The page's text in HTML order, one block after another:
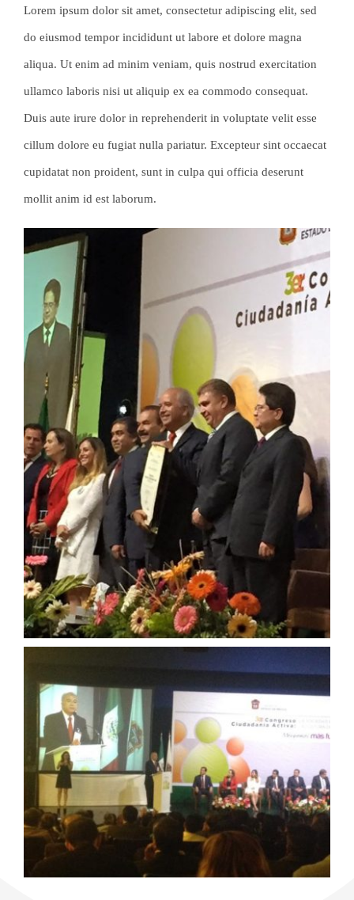
CONTACTO
Lorem ipsum dolor sit amet, consectetur adipiscing elit, sed
do eiusmod tempor incididunt ut labore et dolore magna
aliqua. Ut enim ad minim veniam, quis nostrud exercitation
ullamco laboris nisi ut aliquip ex ea commodo consequat.
Duis aute irure dolor in reprehenderit in voluptate velit esse
cillum dolore eu fugiat nulla pariatur. Excepteur sint occaecat
cupidatat non proident, sunt in culpa qui officia deserunt
mollit anim id est laborum.